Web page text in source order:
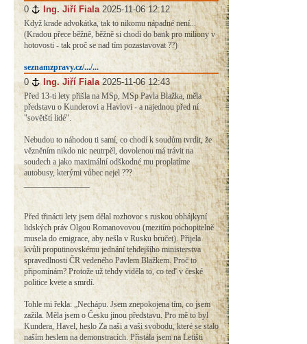
0 # Ing. Jiří Fiala 2025-11-06 12:12
Když krade advokátka, tak to nikomu nápadné není...
(Kradou přece běžně, běžně si chodí do bank pro miliony v
hotovosti - tak proč se nad tím pozastavovat ??)
seznamzpravy.cz/.../...
0 # Ing. Jiří Fiala 2025-11-06 12:43
Před 13-ti lety přišla na MSp, MSp Pavla Blažka, měla
představu o Kunderovi a Havlovi - a najednou před ní
"sovětští lidé".
Nebudou to náhodou ti samí, co chodí k soudům tvrdit, že
vězněním nikdo nic neutrpěl, dovolenou má trávit na
soudech a jako maximální odškodné mu proplatíme
autobusy, kterými vůbec nejel ???
________________
Před třinácti lety jsem dělal rozhovor s ruskou obhájkyní
lidských práv Olgou Romanovovou (mezitím pochopitelně
musela do emigrace, aby nešla v Rusku bručet). Přijela
kvůli proputinovskému jednání tehdejšího ministerstva
spravedlnosti ČR vedeného Pavlem Blažkem. Proč to
připomínám? Protože už tehdy viděla to, co teď v české
politice kvete a smrdí.
Tohle mi řekla: „Nechápu. Jsem znepokojena tím, co jsem
zažila. Měla jsem o Česku jinou představu. Pro mě to byl
Kundera, Havel, heslo Za naši a vaši svobodu, které se stalo
naším heslem na demonstracích. Přistála jsem na Letišti